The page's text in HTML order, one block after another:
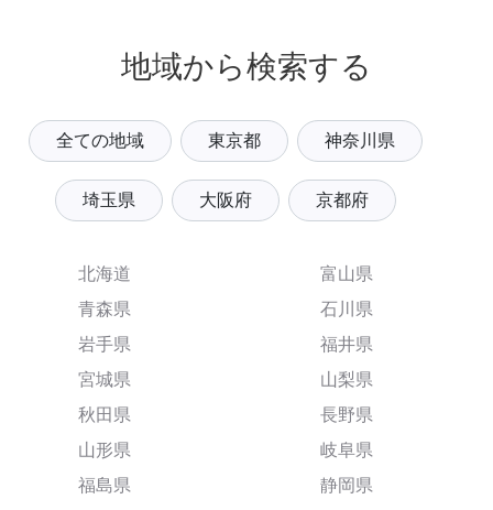
地域から検索する
全ての地域 東京都 神奈川県
埼玉県 大阪府 京都府
北海道
青森県
岩手県
宮城県
秋田県
山形県
福島県
富山県
石川県
福井県
山梨県
長野県
岐阜県
静岡県